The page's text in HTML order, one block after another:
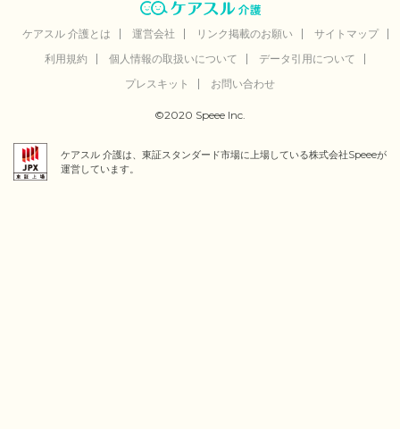
ケアスル 介護とは 運営会社 リンク掲載のお願い
サイトマップ
利用規約
個人情報の取扱いについて
データ引用について
プレスキット
お問い合わせ
©2020 Speee Inc.
ケアスル 介護は、東証スタンダード市場に上場している株式会社Speeeが
運営しています。